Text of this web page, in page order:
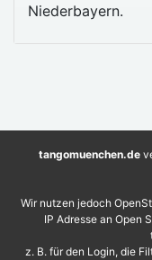
Niederbayern.
tangomuenchen.de
Wir nutzen jedoch
IP Adresse an Open
z. B. für den Login, die